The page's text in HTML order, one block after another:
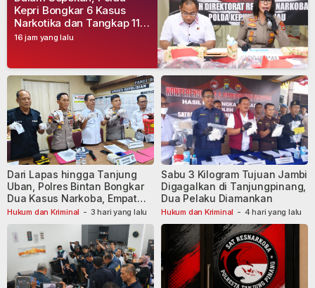
16 jam yang lalu
Kepri Bongkar 6 Kasus
Narkotika dan Tangkap 11
Tersangka
Hukum dan Kriminal - 3 hari yang lalu
Dari Lapas hingga Tanjung
Uban, Polres Bintan Bongkar
Dua Kasus Narkoba, Empat
Tersangka Dibekuk
Hukum dan Kriminal - 4 hari yang lalu
Sabu 3 Kilogram Tujuan Jambi
Digagalkan di Tanjungpinang,
Dua Pelaku Diamankan